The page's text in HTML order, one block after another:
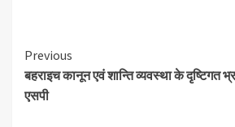
Continue
Reading
Previous
बहराइच कानून एवं शान्ति व्यवस्था के दृष्टिगत
एसपी